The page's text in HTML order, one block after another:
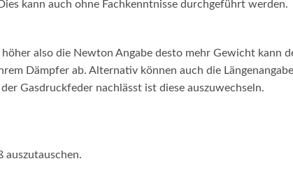
kann auch ohne Fachkenntnisse durchgeführt werden.
also die Newton Angabe desto mehr Gewicht kann
Dämpfer ab. Alternativ können auch die
Gasdruckfeder nachlässt ist diese auszuwechseln.
auszutauschen.